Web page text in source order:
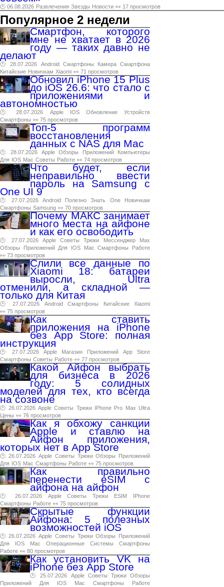
🕑 06.08.2026 Развлечения Звезды Новости 👀 17 просмотров
Популярное 2 недели
Смартфон, которого
мне не хватает в 2026
году — таких давно не
делают
🕑 28.07.2026 Android Смартфоны Камера Смартфона
Китайские Новичкам Xiaomi 👀 71 просмотров
Обновил iPhone 15 Plus
до iOS 26.6: что стало с
приложениями и
автономностью
🕑 28.07.2026 Apple IOS Обновление
Устройств
Смартфоны 👀 75 просмотров
Топ-5 программ
восстановления
данных с NAS для Mac
🕑 28.07.2026 Apple Обзоры Приложений
Компьютеры
Для IOS Mac Советы Работе 👀 74 просмотров
Что будет, если
неправильно ввести
пароль на Samsung с
One UI 9
🕑 27.07.2026 Android Полезно Знать One
Новичкам
Смартфоны Samsung 👀 70 просмотров
Почему МАКС занимает
много места на айфоне
и как его освободить
🕑 27.07.2026 Apple Советы Трюки Мессенджер
Max
Обзоры
Приложений Для IOS Mac Смартфоны
Работе
👀 73 просмотров
Слили все данные по
Xiaomi 18: батареи
выросли, Ultra
отменили, а складной —
только для Китая
🕑 27.07.2026 Android Смартфоны Китайские
Xiaomi
👀 75 просмотров
Как ставить
приложения на iPhone
без App Store: полная
инструкция
🕑 27.07.2026 Apple Магазин Приложений App
Store
Смартфоны Советы Работе 👀 77 просмотров
Какой Айфон выбрать
для бизнеса в 2026
году: 5 солидных
моделей для тех, кто всегда
на созвоне
🕑 26.07.2026 Apple Советы Трюки IPhone Pro Max Ultra
Цены 👀 76 просмотров
Как я обхожу санкции
Apple и ставлю на
Айфон приложения,
которых нет в App Store
🕑 26.07.2026 Apple Советы Трюки Обзоры
Приложений
Для IOS Mac Смартфоны Работе 👀 75 просмотров
Как правильно
перенести eSIM с
айфона на айфон
🕑 26.07.2026 Apple Советы Трюки ESIM
IPhone
Смартфоны Работе 👀 75 просмотров
Скрытые функции
Айфона: 5 полезных
возможностей iOS
🕑 26.07.2026 Apple Советы Трюки Обзоры
Приложений
Для
IOS Mac Операционные Системы
Смартфоны
Работе 👀 80 просмотров
Как установить VK на
iPhone без App Store
🕑 25.07.2026 Apple Советы Трюки Обзоры
Приложений
Для IOS Mac Смартфоны
Работе